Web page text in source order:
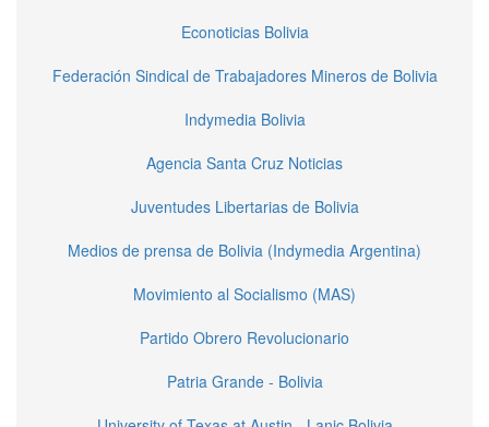
Econoticias Bolivia
Federación Sindical de Trabajadores Mineros de Bolivia
Indymedia Bolivia
Agencia Santa Cruz Noticias
Juventudes Libertarias de Bolivia
Medios de prensa de Bolivia (Indymedia Argentina)
Movimiento al Socialismo (MAS)
Partido Obrero Revolucionario
Patria Grande - Bolivia